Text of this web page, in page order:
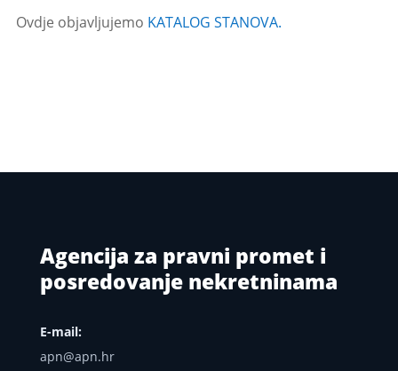
Ovdje objavljujemo KATALOG STANOVA.
Agencija za pravni promet i
posredovanje nekretninama
E-mail:
apn@apn.hr